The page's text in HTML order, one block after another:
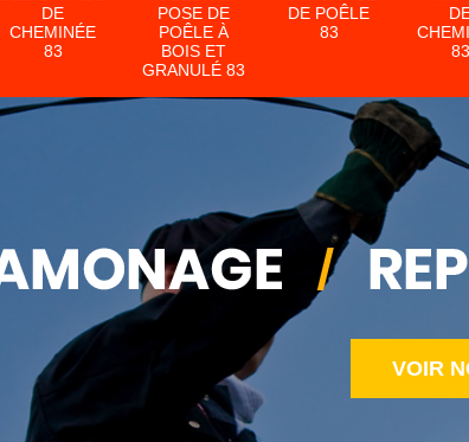
DE
CHEMINÉE
83
POSE DE
POÊLE À
BOIS ET
GRANULÉ 83
DE POÊLE
83
83
VOIR